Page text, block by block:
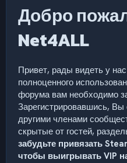
Добро
Net4ALL
Привет, рады видеть у
полноценного
форума вам необходимо
Зарегистрировавшись,
другими членами
скрытые от гостей,
забудьте привязать
чтобы выигрывать VIP